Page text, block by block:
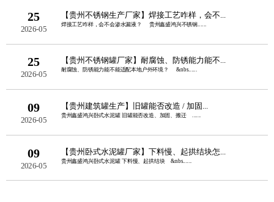
25
2026-05
【贵州不锈钢生产厂家】焊接工艺咋样，会不...
焊接工艺咋样，会不会渗水漏液？ 贵州鑫盛鸿兴不锈钢......
25
2026-05
【贵州不锈钢罐厂家】耐腐蚀、防锈能力能不...
耐腐蚀、防锈能力能不能适配本地户外环境？ &nbs......
09
2026-05
【贵州建筑罐生产】旧罐能否改造 / 加固...
贵州鑫盛鸿兴卧式水泥罐 旧罐能否改造、加固、搬迁 ......
09
2026-05
【贵州卧式水泥罐厂家】下料慢、起拱结块怎...
贵州鑫盛鸿兴卧式水泥罐 下料慢、起拱结块 &nbs......